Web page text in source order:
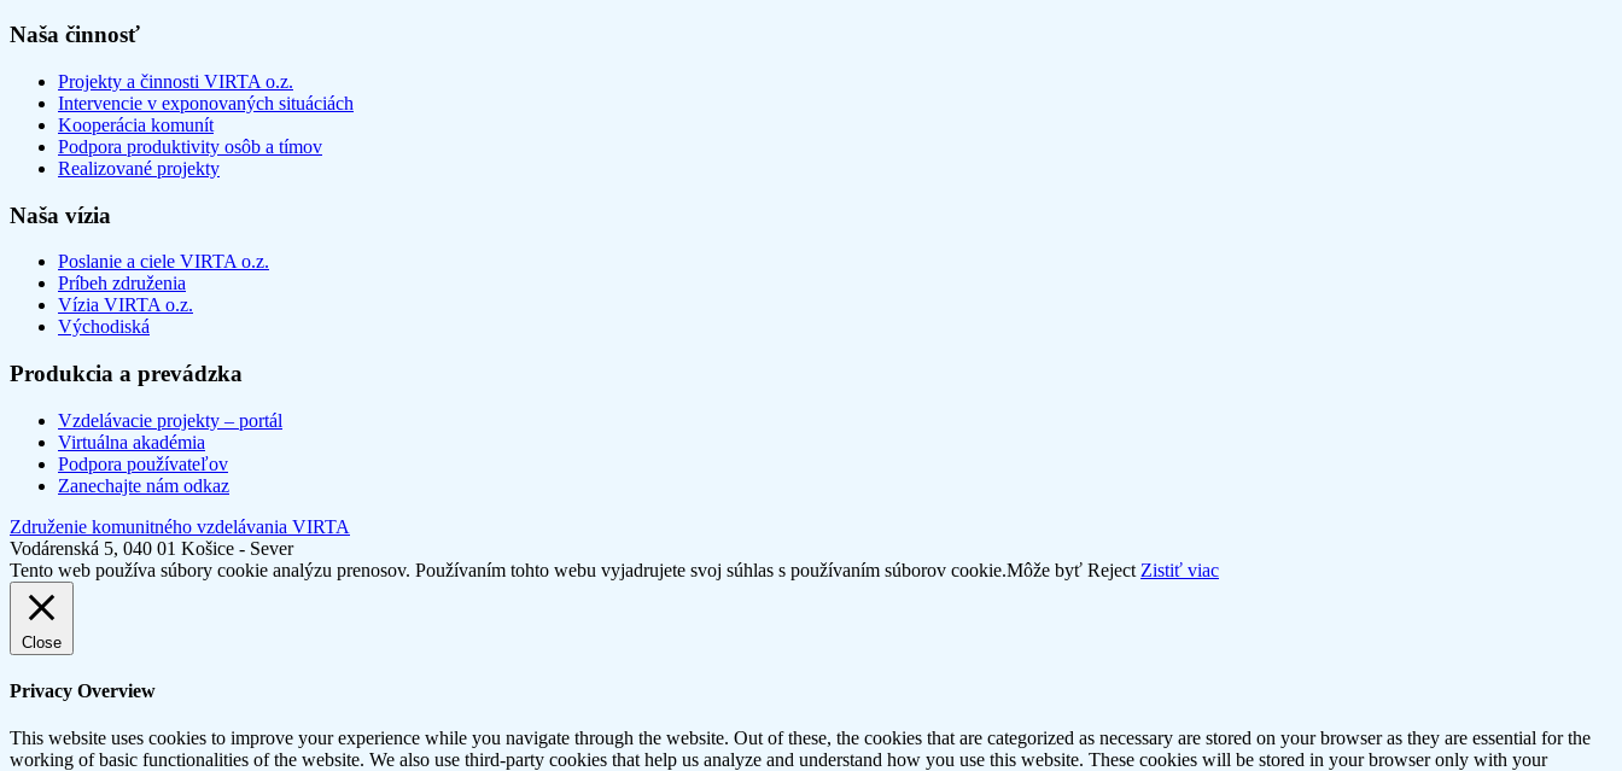
Naša činnosť
Projekty a činnosti VIRTA o.z.
Intervencie v exponovaných situáciách
Kooperácia komunít
Podpora produktivity osôb a tímov
Realizované projekty
Naša vízia
Poslanie a ciele VIRTA o.z.
Príbeh združenia
Vízia VIRTA o.z.
Východiská
Produkcia a prevádzka
Vzdelávacie projekty – portál
Virtuálna akadémia
Podpora používateľov
Zanechajte nám odkaz
Združenie komunitného vzdelávania VIRTA
Vodárenská 5, 040 01 Košice - Sever
Tento web používa súbory cookie analýzu prenosov. Používaním tohto webu vyjadrujete svoj súhlas s používaním súborov cookie.Môže byť Reject Zistiť viac
Close
Privacy Overview
This website uses cookies to improve your experience while you navigate through the website. Out of these, the cookies that are categorized as necessary are stored on your browser as they are essential for the
working of basic functionalities of the website. We also use third-party cookies that help us analyze and understand how you use this website. These cookies will be stored in your browser only with your